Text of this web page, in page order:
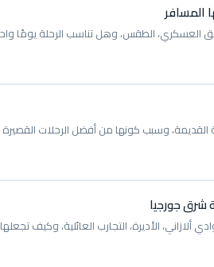
المسافر
العسكري، الطقس، وهل تناسب الرحلة يومًا
القديمة، وسبب كونها من أفضل الرحلات
شرق جورجيا
الأديرة، التجارب العائلية، وكيف